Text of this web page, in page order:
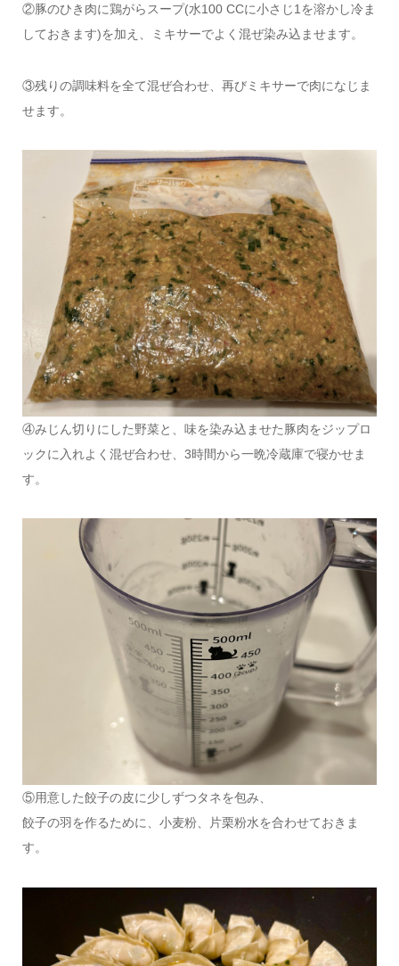
②豚のひき肉に鶏がらスープ(水100 CCに小さじ1を溶かし冷ま
しておきます)を加え、ミキサーでよく混ぜ染み込ませます。
③残りの調味料を全て混ぜ合わせ、再びミキサーで肉になじま
せます。
④みじん切りにした野菜と、味を染み込ませた豚肉をジップロ
ックに入れよく混ぜ合わせ、3時間から一晩冷蔵庫で寝かせま
す。
⑤用意した餃子の皮に少しずつタネを包み、
餃子の羽を作るために、小麦粉、片栗粉水を合わせておきま
す。